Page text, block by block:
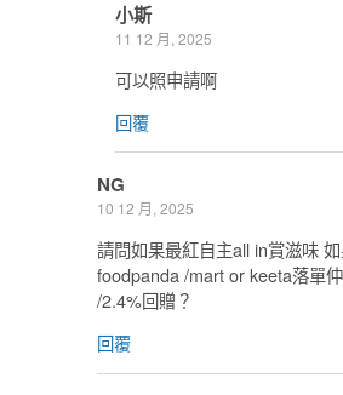
小斯
11 12 月, 2025
可以照申請啊
回覆
NG
10 12 月, 2025
請問如果最紅自主all in賞滋味
foodpanda /mart or keeta落單
/2.4%回贈？
回覆